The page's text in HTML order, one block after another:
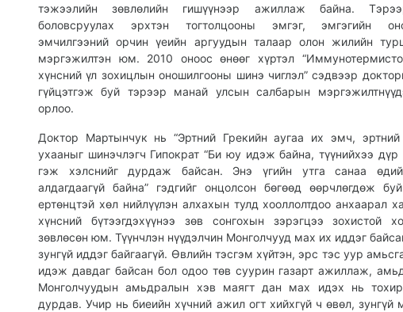
тэжээлийн зөвлөлийн гишүүнээр ажиллаж байна.
боловсруулах эрхтэн тогтолцооны эмгэг, эмгэгийн
эмчилгээний орчин үеийн аргуудын талаар олон жилийн
мэргэжилтэн юм. 2010 оноос өнөөг хүртэл
хүнсний үл зохицлын оношилгооны шинэ чиглэл” сэдвээр
гүйцэтгэж буй тэрээр манай улсын салбарын
орлоо.
Доктор Мартынчук нь “Эртний Грекийн аугаа их эмч, эртний
ухааныг шинэчлэгч Гипократ “Би юу идэж байна, түүнийхээ дүр
гэж хэлснийг дурдаж байсан. Энэ үгийн утга санаа
алдагдаагүй байна” гэдгийг онцолсон бөгөөд өөрчлөгдөж
ертөнцтэй хөл нийлүүлэн алхахын тулд хооллолтдоо анхаарал
хүнсний бүтээгдэхүүнээ зөв сонгохын зэрэгцээ зохистой
зөвлөсөн юм. Түүнчлэн нүүдэлчин Монголчууд мах их иддэг
зунгүй иддэг байгаагүй. Өвлийн тэсгэм хүйтэн, эрс тэс уур
идэж давдаг байсан бол одоо төв суурин газарт ажиллаж,
Монголчуудын амьдралын хэв маягт дан мах идэх нь
дурдав. Учир нь биеийн хүчний ажил огт хийхгүй ч өвөл, зунгүй